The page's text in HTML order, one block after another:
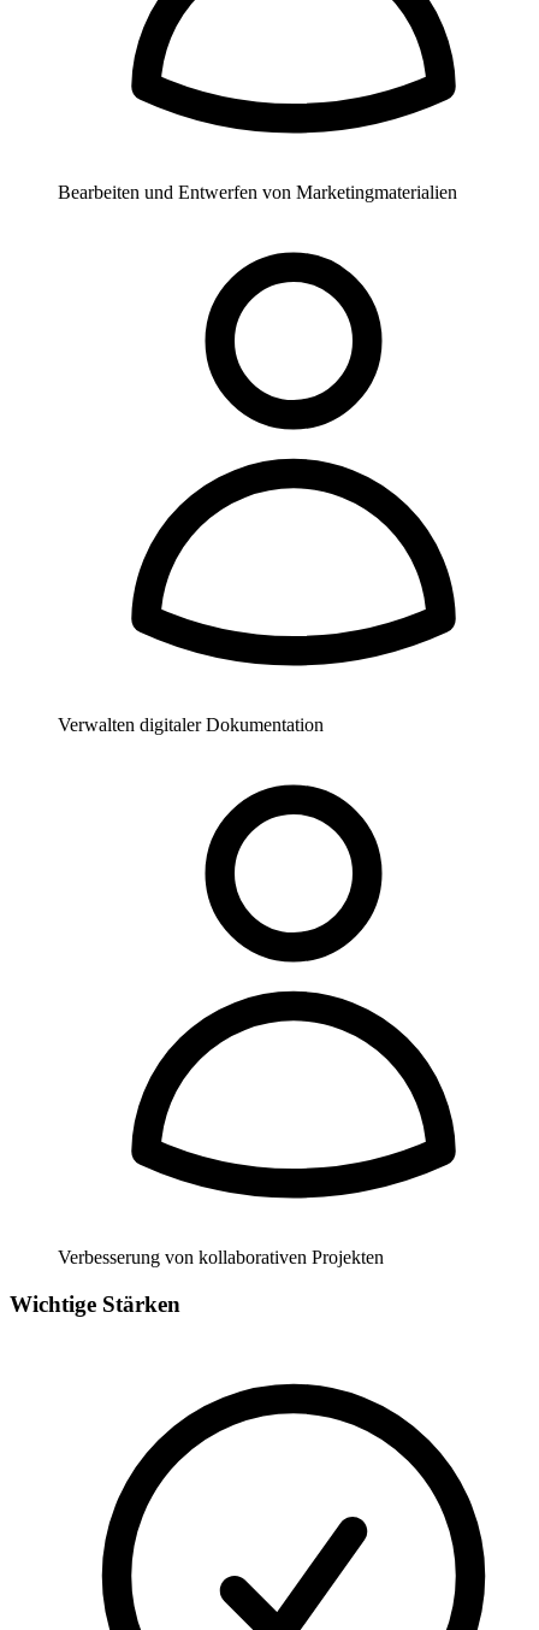
Bearbeiten und Entwerfen von Marketingmaterialien
Verwalten digitaler Dokumentation
Verbesserung von kollaborativen Projekten
Wichtige Stärken